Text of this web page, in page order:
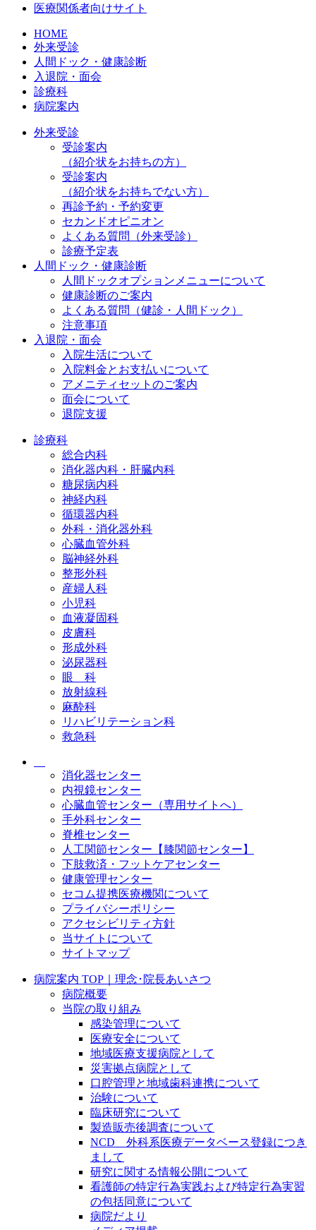
医療関係者向けサイト
HOME
外来受診
人間ドック・健康診断
入退院・面会
診療科
病院案内
外来受診
受診案内
（紹介状をお持ちの方）
受診案内
（紹介状をお持ちでない方）
再診予約・予約変更
セカンドオピニオン
よくある質問（外来受診）
診療予定表
人間ドック・健康診断
人間ドックオプションメニューについて
健康診断のご案内
よくある質問（健診・人間ドック）
注意事項
入退院・面会
入院生活について
入院料金とお支払いについて
アメニティセットのご案内
面会について
退院支援
診療科
総合内科
消化器内科・肝臓内科
糖尿病内科
神経内科
循環器内科
外科・消化器外科
心臓血管外科
脳神経外科
整形外科
産婦人科
小児科
血液凝固科
皮膚科
形成外科
泌尿器科
眼 科
放射線科
麻酔科
リハビリテーション科
救急科
消化器センター
内視鏡センター
心臓血管センター（専用サイトへ）
手外科センター
脊椎センター
人工関節センター【膝関節センター】
下肢救済・フットケアセンター
健康管理センター
セコム提携医療機関について
プライバシーポリシー
アクセシビリティ方針
当サイトについて
サイトマップ
病院案内 TOP｜理念･院長あいさつ
病院概要
当院の取り組み
感染管理について
医療安全について
地域医療支援病院として
災害拠点病院として
口腔管理と地域歯科連携について
治験について
臨床研究について
製造販売後調査について
NCD 外科系医療データベース登録につき
まして
研究に関する情報公開について
看護師の特定行為実践および特定行為実習
の包括同意について
病院だより